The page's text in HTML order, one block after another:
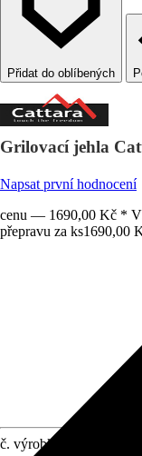
Grilovací jehla
Napsat první hodnocení
cenu — 1690,00 Kč *
přepravu za ks1690,00
č. výrobku